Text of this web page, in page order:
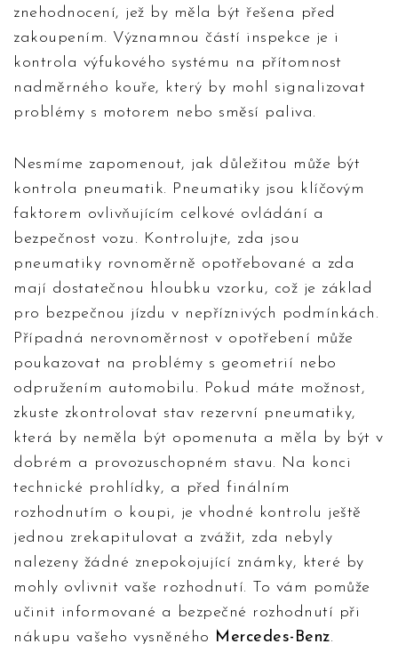
znehodnocení, jež by měla být řešena před
zakoupením. Významnou částí inspekce je i
kontrola výfukového systému na přítomnost
nadměrného kouře, který by mohl signalizovat
problémy s motorem nebo směsí paliva.
Nesmíme zapomenout, jak důležitou může být
kontrola pneumatik. Pneumatiky jsou klíčovým
faktorem ovlivňujícím celkové ovládání a
bezpečnost vozu. Kontrolujte, zda jsou
pneumatiky rovnoměrně opotřebované a zda
mají dostatečnou hloubku vzorku, což je základ
pro bezpečnou jízdu v nepříznivých podmínkách.
Případná nerovnoměrnost v opotřebení může
poukazovat na problémy s geometrií nebo
odpružením automobilu. Pokud máte možnost,
zkuste zkontrolovat stav rezervní pneumatiky,
která by neměla být opomenuta a měla by být v
dobrém a provozuschopném stavu. Na konci
technické prohlídky, a před finálním
rozhodnutím o koupi, je vhodné kontrolu ještě
jednou zrekapitulovat a zvážit, zda nebyly
nalezeny žádné znepokojující známky, které by
mohly ovlivnit vaše rozhodnutí. To vám pomůže
učinit informované a bezpečné rozhodnutí při
nákupu vašeho vysněného Mercedes-Benz.